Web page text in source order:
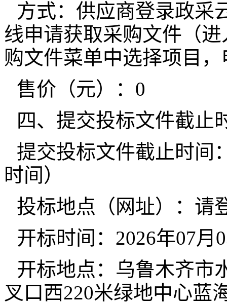
方式：供应商登录政采
线申请获取采购文件（
购文件菜单中选择项目
售价（元）：0
四、提交投标文件截止
提交投标文件截止时间
时间）
投标地点（网址）：请
开标时间：2026年07月
开标地点：乌鲁木齐市
叉口西220米绿地中心蓝